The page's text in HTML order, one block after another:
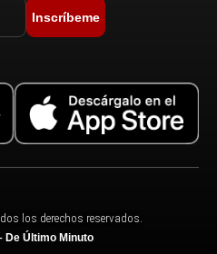
Inscríbeme
los derechos reservados.
De Último Minuto